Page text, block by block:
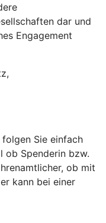
dar und
Engagement
Sie einfach
ob Spenderin bzw.
ob mit
kann bei einer